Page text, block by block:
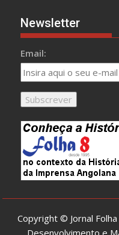
Newsletter
Email:
Copyright © Jornal
Desenvolvimento e